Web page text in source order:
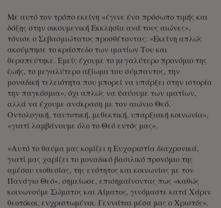
Με αυτό τον τρόπο εκείνη «έγινε ένα πρόσωπο τιμής και
δόξης στην οικουμενική Εκκλησία ανά τους αιώνες»,
τόνισε ο Σεβασμιώτατος προσθέτοντας: «Εκείνη απλώς
ακούμπησε το κράσπεδο των ιματίων Του και
θεραπεύτηκε. Εμείς έχουμε το μεγαλύτερο προνόμιο της
ζωής, το μεγαλύτερο αξίωμα του σύμπαντος, την
μοναδική τελειότητα που μπορεί να υπάρξει στην ιστορία
την παγκόσμια», όχι απλώς να ψαύουμε των ιματίων,
αλλά να έχουμε ανάκραση με τον αιώνιο Θεό.
Οντολογική, ταυτοτική, μεθεκτική, υπαρξιακή κοινωνία»,
«γιατί λαμβάνουμε όλο το Θεό εντός μας».
«Αυτό το θαύμα μας κομίζει η Ευχαριστία διαχρονικά,
γιατί μας χαρίζει το μοναδικό βασιλικό προνόμιο της
αμέσου υιοθεσίας, της ενότητος και κοινωνίας με τον
Πανάγιο Θεό», σημείωσε, επισημαίνοντας πως «καθώς
κοινωνούμε Σώματος και Αίματος, γινόμαστε κατά Χάριν
θεοτόκοι, ενχριστωμένοι. Γεννάται μέσα μας ο Χριστός».